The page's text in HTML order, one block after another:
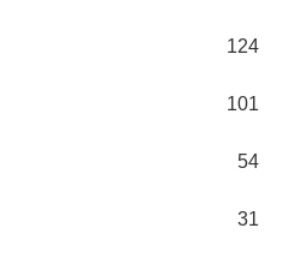
124
101
54
31